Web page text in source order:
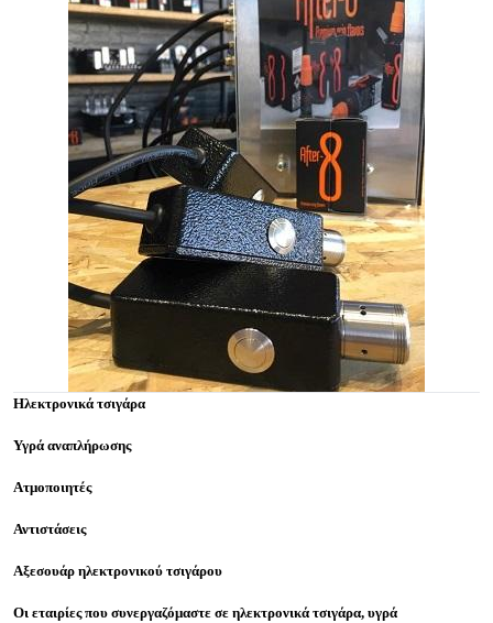
Ηλεκτρονικά τσιγάρα
Υγρά αναπλήρωσης
Ατμοποιητές
Αντιστάσεις
Αξεσουάρ ηλεκτρονικού τσιγάρου
Οι εταιρίες που συνεργαζόμαστε σε ηλεκτρονικά τσιγάρα, υγρά